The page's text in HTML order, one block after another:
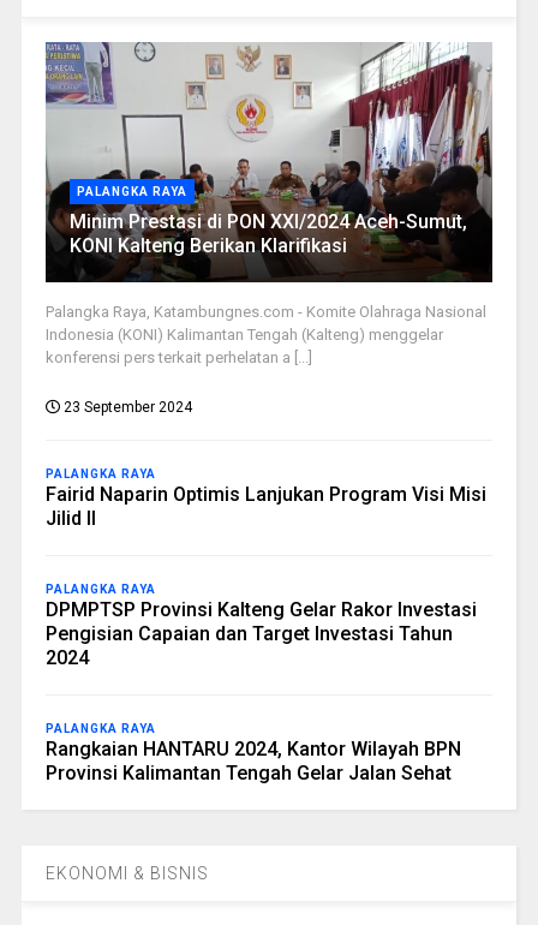
PALANGKA RAYA
Minim Prestasi di PON XXI/2024 Aceh-Sumut,
KONI Kalteng Berikan Klarifikasi
Palangka Raya, Katambungnes.com - Komite Olahraga Nasional
Indonesia (KONI) Kalimantan Tengah (Kalteng) menggelar
konferensi pers terkait perhelatan a [...]
23 September 2024
PALANGKA RAYA
Fairid Naparin Optimis Lanjukan Program Visi Misi
Jilid II
PALANGKA RAYA
DPMPTSP Provinsi Kalteng Gelar Rakor Investasi
Pengisian Capaian dan Target Investasi Tahun
2024
PALANGKA RAYA
Rangkaian HANTARU 2024, Kantor Wilayah BPN
Provinsi Kalimantan Tengah Gelar Jalan Sehat
EKONOMI & BISNIS